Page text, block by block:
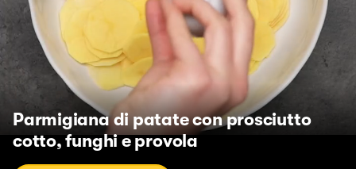
Parmigiana di patate con prosciutto
cotto, funghi e provola